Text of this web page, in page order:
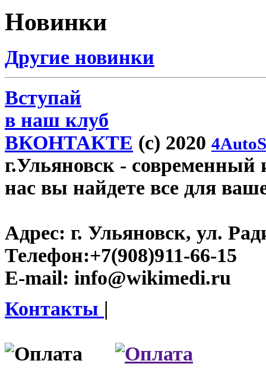
Новинки
Другие новинки
Вступай
в наш клуб
ВКОНТАКТЕ (c) 2020
г.Ульяновск - современный
нас вы найдете все для
Адрес: г. Ульяновск, ул.
Телефон:+7(908)911-66-15
E-mail: info@wikimedi.ru
Контакты |